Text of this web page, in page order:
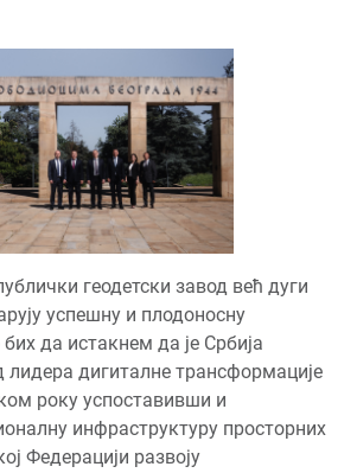
геодетски завод већ дуги
успешну и плодоносну
да истакнем да је Србија
лидера дигиталне трансформације
року успоставивши и
инфраструктуру просторних
Федерацији развоју